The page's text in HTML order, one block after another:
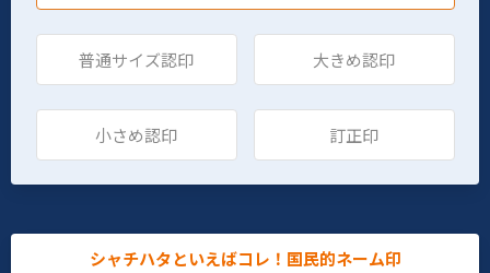
普通サイズ認印 大きめ認印
小さめ認印 訂正印
シャチハタといえばコレ！国民的ネーム印